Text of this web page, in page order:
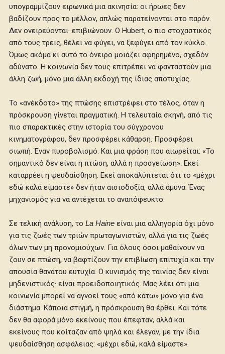
υπογραμμίζουν ειρωνικά μια ακινησία: οι ήρωες δεν
βαδίζουν προς το μέλλον, απλώς παρατείνονται στο παρόν.
Δεν ονειρεύονται· επιβιώνουν. Ο Hubert, ο πιο στοχαστικός
από τους τρεις, θέλει να φύγει, να ξεφύγει από τον κύκλο.
Όμως ακόμα κι αυτό το όνειρο μοιάζει αφηρημένο, σχεδόν
αδύνατο. Η κοινωνία δεν τους επιτρέπει να φανταστούν μια
άλλη ζωή, μόνο μια άλλη εκδοχή της ίδιας αποτυχίας.
Το «ανέκδοτο» της πτώσης επιστρέφει στο τέλος, όταν η
πρόσκρουση γίνεται πραγματική. Η τελευταία σκηνή, από τις
πιο σπαρακτικές στην ιστορία του σύγχρονου
κινηματογράφου, δεν προσφέρει κάθαρση. Προσφέρει
σιωπή. Έναν πυροβολισμό. Και μια φράση που αιωρείται: «Το
σημαντικό δεν είναι η πτώση, αλλά η προσγείωση». Εκεί
καταρρέει η ψευδαίσθηση. Εκεί αποκαλύπτεται ότι το «μέχρι
εδώ καλά είμαστε» δεν ήταν αισιοδοξία, αλλά άμυνα. Ένας
μηχανισμός για να αντέχεται το αναπόφευκτο.
Σε τελική ανάλυση, τοLa Haine είναι μια αλληγορία όχι μόνο
για τις ζωές των τριών πρωταγωνιστών, αλλά για τις ζωές
όλων των μη προνομιούχων. Για όλους όσοι μαθαίνουν να
ζουν σε πτώση, να βαφτίζουν την επιβίωση επιτυχία και την
απουσία θανάτου ευτυχία. Ο κυνισμός της ταινίας δεν είναι
μηδενιστικός· είναι προειδοποιητικός. Μας λέει ότι μια
κοινωνία μπορεί να αγνοεί τους «από κάτω» μόνο για ένα
διάστημα. Κάποια στιγμή, η πρόσκρουση θα έρθει. Και τότε
δεν θα αφορά μόνο εκείνους που έπεφταν, αλλά και
εκείνους που κοίταζαν από ψηλά και έλεγαν, με την ίδια
ψευδαίσθηση ασφάλειας: «μέχρι εδώ, καλά είμαστε».